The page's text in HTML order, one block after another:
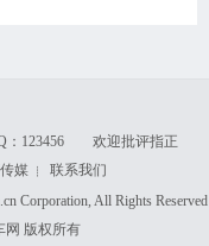
123456 欢迎批评指正
媒 ┊
联系我们
Corporation, All Rights Reserved
网 版权所有